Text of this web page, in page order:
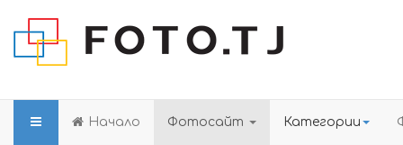
Начало Фотосайт Категории